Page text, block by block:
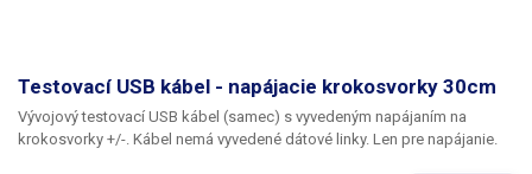
Testovací USB kábel - napájacie krokosvorky 30cm
Vývojový testovací USB kábel (samec) s vyvedeným napájaním na
krokosvorky +/-. Kábel nemá vyvedené dátové linky. Len pre napájanie.